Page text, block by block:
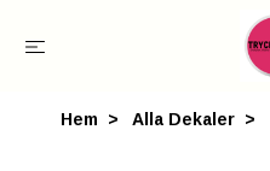
Hem Alla Dekaler